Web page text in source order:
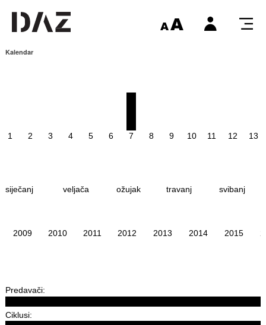
Kalendar
1 2 3 4 5 6 7 8 9 10 11 12 13
siječanj veljača ožujak travanj svibanj
2009 2010 2011 2012 2013 2014 2015
Predavači:
Ciklusi: